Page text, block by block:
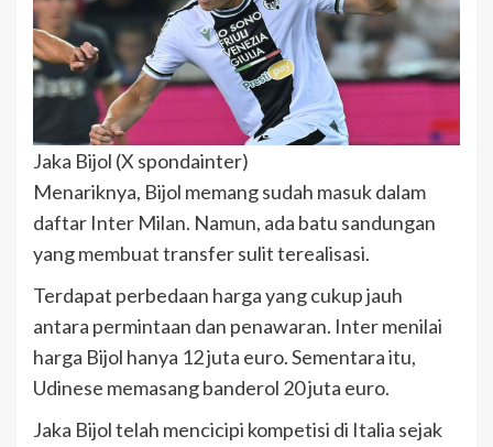
Jaka Bijol (X spondainter)
Menariknya, Bijol memang sudah masuk dalam
daftar Inter Milan. Namun, ada batu sandungan
yang membuat transfer sulit terealisasi.
Terdapat perbedaan harga yang cukup jauh
antara permintaan dan penawaran. Inter menilai
harga Bijol hanya 12 juta euro. Sementara itu,
Udinese memasang banderol 20 juta euro.
Jaka Bijol telah mencicipi kompetisi di Italia sejak